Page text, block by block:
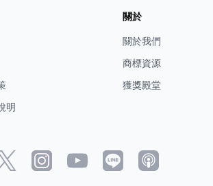
玩家拉開差距，將考驗你的謀略和膽
，友邦愈可能前來支援；反之若快速淪
明
關於
關於我們
商標資源
獲獎殿堂